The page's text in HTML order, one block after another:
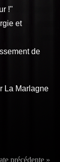
!"
et
de
La Marlagne
précédente »